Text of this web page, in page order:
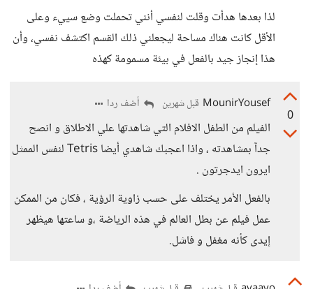
لذا بعدها هدأت وقلت لنفسي أنني تحملت وضع سييء وعلى
الأقل كانت هناك مساحة ليجعلني ذلك القسم اكتشف نفسي، وأن
هذا إنجاز جيد بالفعل في بيئة مسمومة كهذه
0
MounirYousef قبل شهرين أضف ردا
الفيلم من الطفل الافلام التي شاهدتها علي الاطلاق و انصح
جدآ بمشاهدته ، واذا اعجبك شاهدي أيضا Tetris لنفس الممثل
ايرون ايدجرتون .
بالفعل الأمر يختلف على حسب زاوية الرؤية ، فكان من الممكن
عمل فيلم عن بطل العالم في هذه الرياضة ،و ساعتها هيظهر
إيدى كأنه مغفل و فاشل.